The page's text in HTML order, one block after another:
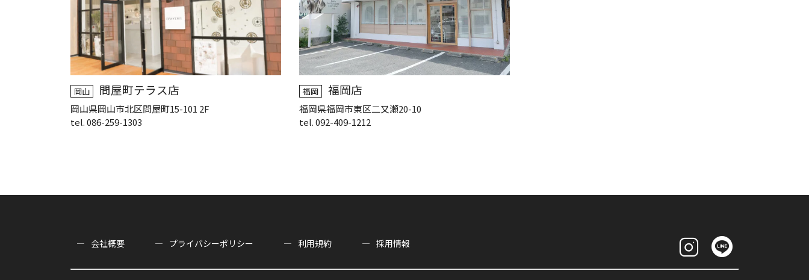
岡山 問屋町テラス店
岡山県岡山市北区問屋町15-101 2F
tel. 086-259-1303
福岡 福岡店
福岡県福岡市東区二又瀬20-10
tel. 092-409-1212
会社概要 プライバシーポリシー 利用規約 採用情報